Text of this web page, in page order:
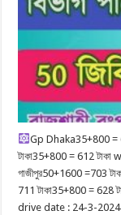
Gp Dhaka35+800 =
টাকা35+800 = 612
গাজীপুর50+1600 =703
711 টাকা35+800 = 628
drive date : 24-3-